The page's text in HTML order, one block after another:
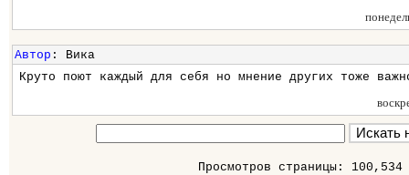
Автор : Вика
Круто поют каждый для себя но мнение других тоже
Просмотров страницы: 100,534